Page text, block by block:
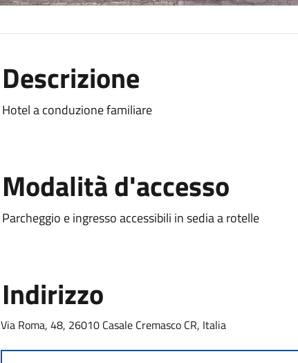
Descrizione
Hotel a conduzione familiare
Modalità d'accesso
Parcheggio e ingresso accessibili in sedia a rotelle
Indirizzo
Via Roma, 48, 26010 Casale Cremasco CR, Italia